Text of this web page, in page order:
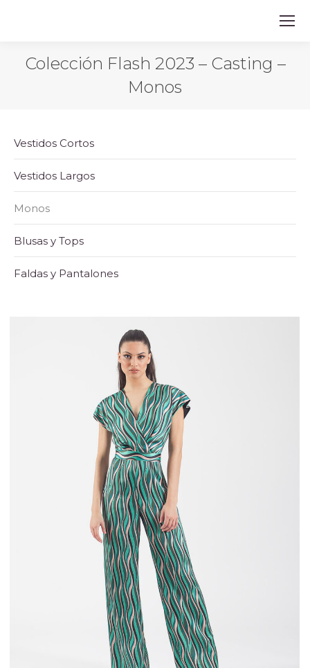
Colección Flash 2023 – Casting –
Monos
Vestidos Cortos
Vestidos Largos
Monos
Blusas y Tops
Faldas y Pantalones